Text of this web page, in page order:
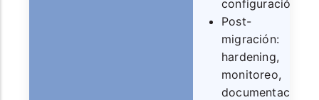
configuración.
Post-
migración:
hardening,
monitoreo,
documentación